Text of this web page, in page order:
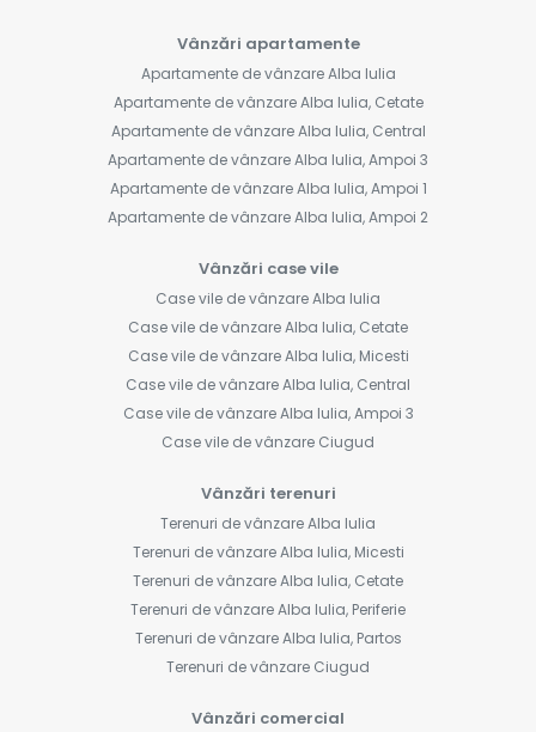
Vânzări apartamente
Apartamente de vânzare Alba Iulia
Apartamente de vânzare Alba Iulia, Cetate
Apartamente de vânzare Alba Iulia, Central
Apartamente de vânzare Alba Iulia, Ampoi 3
Apartamente de vânzare Alba Iulia, Ampoi 1
Apartamente de vânzare Alba Iulia, Ampoi 2
Vânzări case vile
Case vile de vânzare Alba Iulia
Case vile de vânzare Alba Iulia, Cetate
Case vile de vânzare Alba Iulia, Micesti
Case vile de vânzare Alba Iulia, Central
Case vile de vânzare Alba Iulia, Ampoi 3
Case vile de vânzare Ciugud
Vânzări terenuri
Terenuri de vânzare Alba Iulia
Terenuri de vânzare Alba Iulia, Micesti
Terenuri de vânzare Alba Iulia, Cetate
Terenuri de vânzare Alba Iulia, Periferie
Terenuri de vânzare Alba Iulia, Partos
Terenuri de vânzare Ciugud
Vânzări comercial